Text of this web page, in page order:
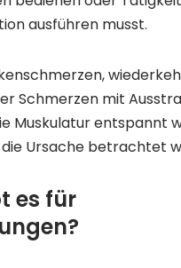
ausführen musst.
Schmerzen mit
Muskulatur entspannt
die Ursache betrachtet
es für